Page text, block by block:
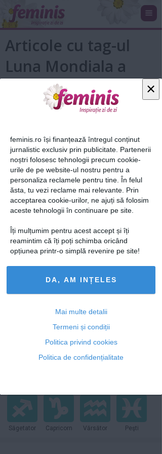
×
feminis.ro își finanțează întregul conținut
jurnalistic exclusiv prin publicitate. Partenerii
noștri folosesc tehnologii precum cookie-
urile de pe website-ul nostru pentru a
personaliza reclamele pentru tine. În felul
ăsta, tu vezi reclame mai relevante. Prin
acceptarea cookie-urilor, ne ajuți să folosim
aceste tehnologii în continuare pe site.
Îți mulțumim pentru acest accept și îți
reamintim că îți poți schimba oricând
opțiunea printr-o simplă revenire pe site!
DA, AM INȚELES
Mai multe detalii
Termeni și condiții
Politica privind cookies
Politica de confidențialitate
Articole cu tag-ul
Luna Mondiala a
Veganilor
9 moduri în care să începi curățenia
de Crăciun încă din...
Horoscop
Săptămânal
Taur Gemeni
Săgetator Capricorn Vărsător Peşti